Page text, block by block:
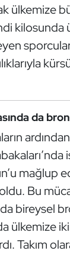
ülkemize
kilosunda
da
mağlup
Bu
bireysel
ülkemize
Takım